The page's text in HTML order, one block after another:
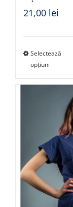
21,00 lei
Selectează
opțiuni